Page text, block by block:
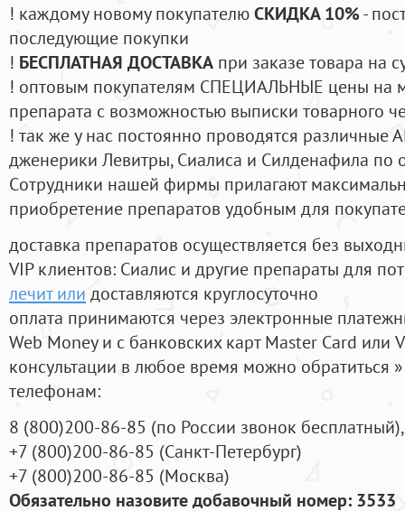
! каждому новому покупателюСКИДКА 10%-
последующие покупки
! БЕСПЛАТНАЯ ДОСТАВКА при заказе товара на
! оптовым покупателям СПЕЦИАЛЬНЫЕ цены на
препарата с возможностью выписки товарного
! так же у нас постоянно проводятся
дженерики Левитры, Сиалиса и Силденафила по
Cотрудники нашей фирмы прилагают
приобретение препаратов удобным для
доставка препаратов осуществляется без
VIP клиентов: Сиалис и другие препараты для
лечит или доставляются круглосуточно
оплата принимаются через электронные
Web Money и с банковских карт Master Card или
консультации в любое время можно обратиться
телефонам:
8 (800)200-86-85 (по России звонок бесплатный),
+7 (800)200-86-85 (Санкт-Петербург)
+7 (800)200-86-85 (Москва)
Обязательно назовите добавочный номер: 3533